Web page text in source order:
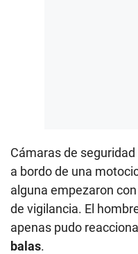
Cámaras de
a bordo de una
alguna empezaron
de vigilancia. El
apenas pudo
balas.